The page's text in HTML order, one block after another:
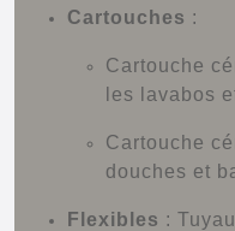
Cartouches :
Cartouche
les lavabos
Cartouche
douches et
Flexibles :